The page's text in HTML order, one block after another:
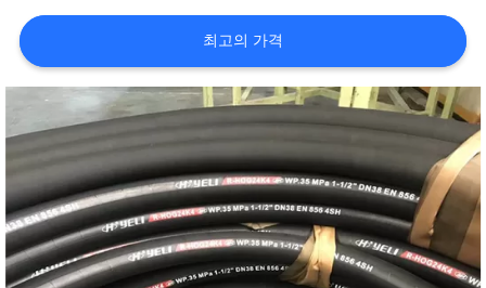
질
관
문
의
하
최고의 가격